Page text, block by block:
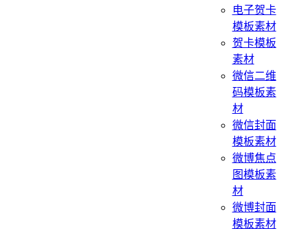
电子贺卡
模板素材
贺卡模板
素材
微信二维
码模板素
材
微信封面
模板素材
微博焦点
图模板素
材
微博封面
模板素材